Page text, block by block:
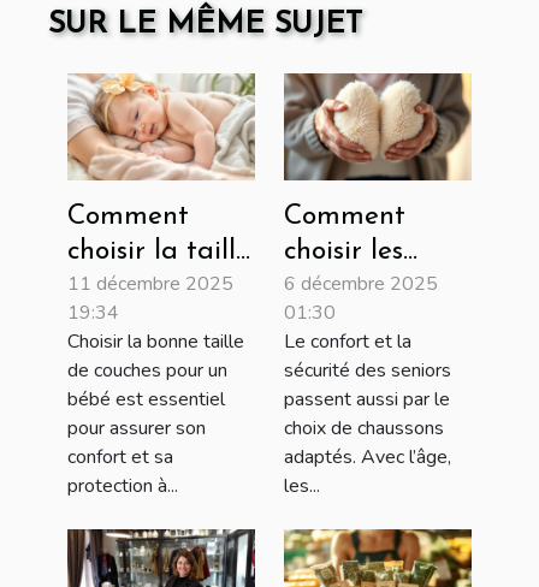
SUR LE MÊME SUJET
Comment
choisir la taille
de couches
adaptée à
chaque phase
de croissance
de votre bébé?
11 décembre 2025
19:34
Choisir la bonne taille
de couches pour un
bébé est essentiel
pour assurer son
confort et sa
protection à...
Comment
choisir les
chaussons
idéaux pour
les seniors ?
6 décembre 2025
01:30
Le confort et la
sécurité des seniors
passent aussi par le
choix de chaussons
adaptés. Avec l’âge,
les...